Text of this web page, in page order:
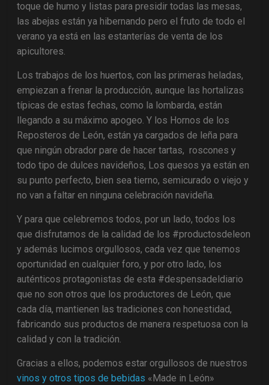
toque de humo y listas para presidir todas las mesas,
las abejas están ya hibernando pero el fruto de todo el
verano ya está en las estanterías de venta de los
apicultores.
Los trabajos de los huertos, con las primeras heladas,
empiezan a frenar la producción, aunque las hortalizas
típicas de estas fechas, como la lombarda, están
llegando a su máximo apogeo. Y los Hornos de los
Reposteros de León, están ya cargados de leña para
que ningún obrador pare de hacer tartas, roscones y
todo tipo de dulces navideños, Los quesos ya están en
su punto perfecto, bien sea tierno, semicurado o viejo y
no van a faltar en ninguna celebración navideña.
Y para que celebremos todos, por un lado, todos los
que disfrutamos de la calidad de los #productosdeleon
y además lucimos orgullosos, cada vez que tenemos
oportunidad en cualquier foro, y por otro lado, los
auténticos protagonistas de esta #despensadeldiario
que no son otros que los productores de León, que
cada día, mantienen las tradiciones con honestidad,
fabricando sus productos de manera respetuosa con la
calidad y con la tradición.
Gracias a ellos, podemos estar orgullosos de nuestros
vinos y otros tipos de bebidas «Made in León»